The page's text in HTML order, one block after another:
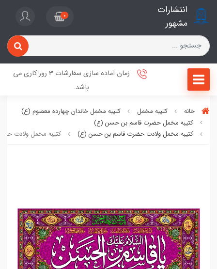
انتشارات
مشهور
0
زمان آماده سازی سفارشات 3 روز کاری می
باشد.
خانه کتیبه مخمل
کتیبه مخمل خاندان چهارده معصوم (ع)
کتیبه مخمل حضرت قاسم بن حسن (ع)
کتیبه مخمل ولادت حضرت قاسم بن حسن (ع)
کتیبه مخمل ولادت